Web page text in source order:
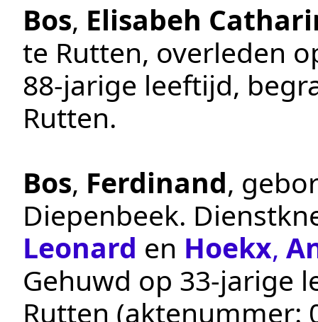
Bos, Elisabeh
te Rutten, overleden
88-jarige leeftijd,
Rutten.
Bos, Ferdinand,
Diepenbeek.
Leonard en Hoekx,
Gehuwd op 33-jarige
Rutten (aktenummer: